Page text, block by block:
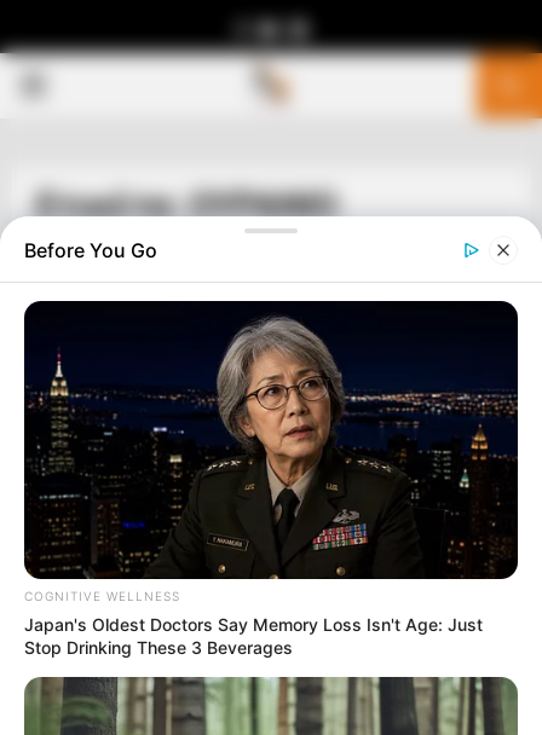
Ετικέτα: ΟΥΡΑΝΙΟ
ΟΙΚΟΝΟΜΙΑ
Οι Αφρικανικές χώρες ξυπνούν και
πληρώνουν με το ίδιο νόμισμα τους
αποικιοκράτες τους..
Οι Αφρικανικές χώρες ξυπνούν και πληρώνουν με το ίδιο
Before You Go
COGNITIVE WELLNESS
Japan's Oldest Doctors Say Memory Loss Isn't Age: Just
Stop Drinking These 3 Beverages